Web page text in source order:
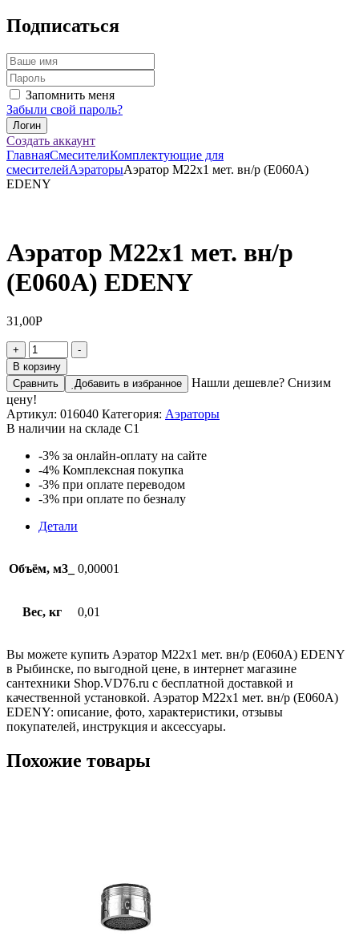
Подписаться
Запомнить меня
Забыли свой пароль?
Создать аккаунт
ГлавнаяСмесителиКомплектующие для
смесителейАэраторыАэратор М22х1 мет. вн/р (Е060А)
EDENY
Аэратор М22х1 мет. вн/р
(Е060А) EDENY
31,00Р
+
Количество
товара
Аэратор
М22х1
мет.
вн/
р
(Е060А)
EDENY
-
В корзину
Сравнить
Добавить в избранное
Нашли дешевле? Снизим
цену!
Артикул: 016040 Категория: Аэраторы
В наличии на складе С1
-3% за онлайн-оплату на сайте
-4% Комплексная покупка
-3% при оплате переводом
-3% при оплате по безналу
Детали
Объём, м3_ 0,00001
Вес, кг 0,01
Вы можете купить Аэратор М22х1 мет. вн/р (Е060А) EDENY
в Рыбинске, по выгодной цене, в интернет магазине
сантехники Shop.VD76.ru с бесплатной доставкой и
качественной установкой. Аэратор М22х1 мет. вн/р (Е060А)
EDENY: описание, фото, характеристики, отзывы
покупателей, инструкция и аксессуары.
Похожие товары